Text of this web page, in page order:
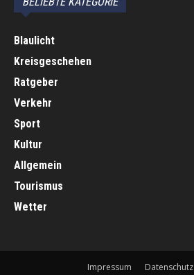
Blaulicht
Kreisgeschehen
Ratgeber
Verkehr
Sport
Kultur
Allgemein
Tourismus
Wetter
Impressum Datenschutz